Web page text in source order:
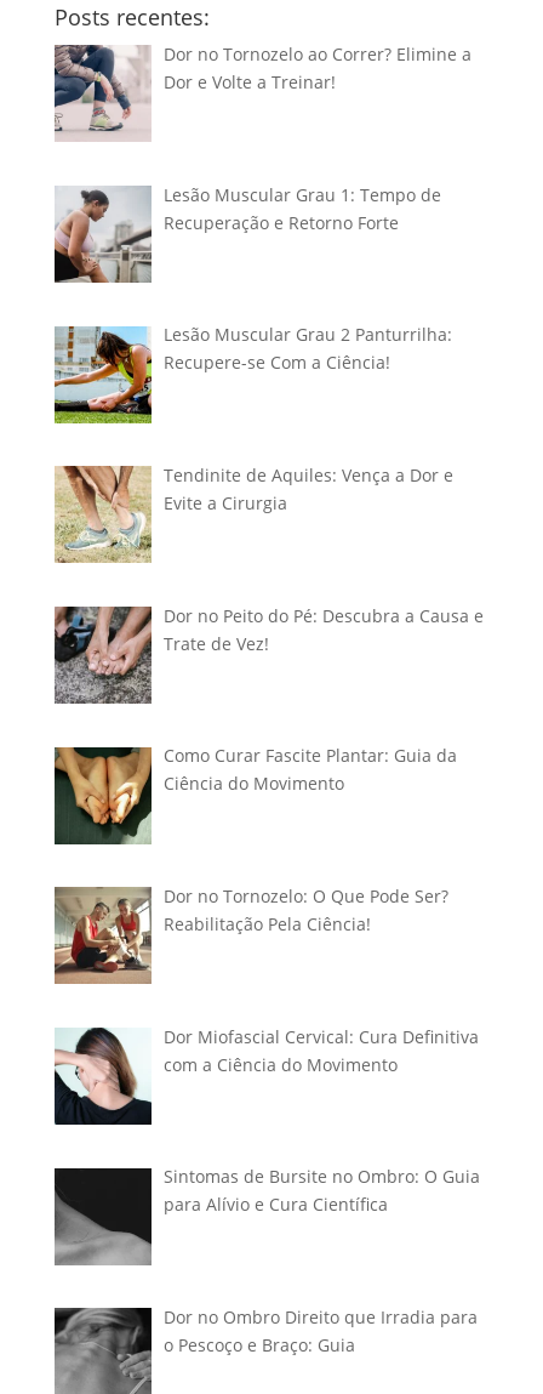
Posts recentes:
Dor no Tornozelo ao Correr? Elimine a
Dor e Volte a Treinar!
Lesão Muscular Grau 1: Tempo de
Recuperação e Retorno Forte
Lesão Muscular Grau 2 Panturrilha:
Recupere-se Com a Ciência!
Tendinite de Aquiles: Vença a Dor e
Evite a Cirurgia
Dor no Peito do Pé: Descubra a Causa e
Trate de Vez!
Como Curar Fascite Plantar: Guia da
Ciência do Movimento
Dor no Tornozelo: O Que Pode Ser?
Reabilitação Pela Ciência!
Dor Miofascial Cervical: Cura Definitiva
com a Ciência do Movimento
Sintomas de Bursite no Ombro: O Guia
para Alívio e Cura Científica
Dor no Ombro Direito que Irradia para
o Pescoço e Braço: Guia